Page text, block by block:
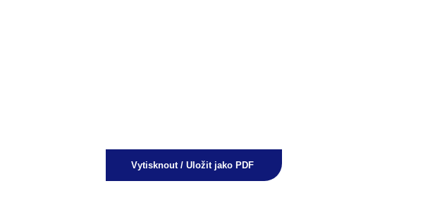
Vytisknout / Uložit jako PDF